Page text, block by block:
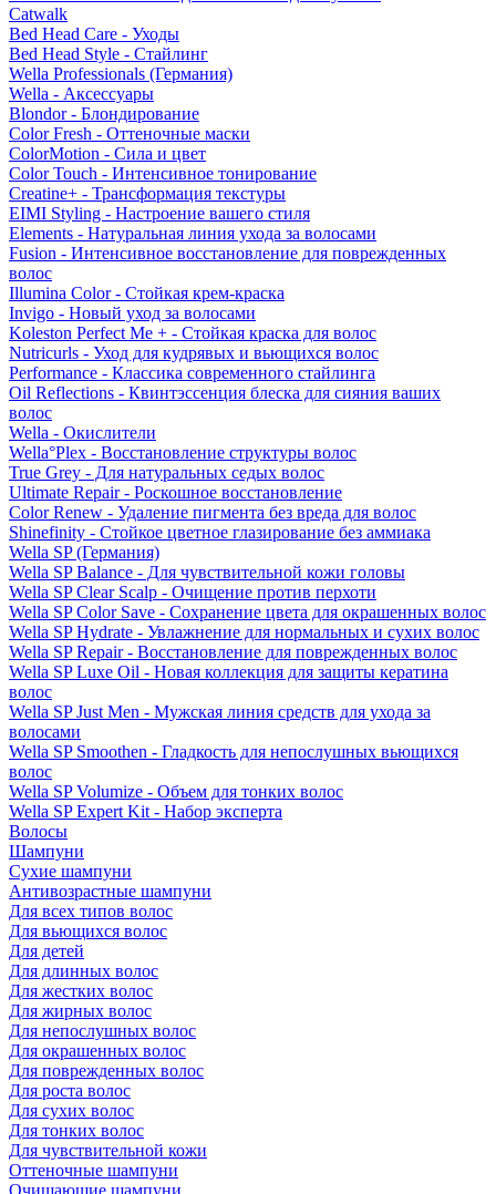
Catwalk
Bed Head Care - Уходы
Bed Head Style - Стайлинг
Wella Professionals (Германия)
Wella - Аксессуары
Blondor - Блондирование
Color Fresh - Оттеночные маски
ColorMotion - Сила и цвет
Color Touch - Интенсивное тонирование
Creatine+ - Трансформация текстуры
EIMI Styling - Настроение вашего стиля
Elements - Натуральная линия ухода за волосами
Fusion - Интенсивное восстановление для поврежденных
волос
Illumina Color - Стойкая крем-краска
Invigo - Новый уход за волосами
Koleston Perfect Me + - Стойкая краска для волос
Nutricurls - Уход для кудрявых и вьющихся волос
Performance - Классика современного стайлинга
Oil Reflections - Квинтэссенция блеска для сияния ваших
волос
Wella - Окислители
Wella°Plex - Восстановление структуры волос
True Grey - Для натуральных седых волос
Ultimate Repair - Роскошное восстановление
Color Renew - Удаление пигмента без вреда для волос
Shinefinity - Стойкое цветное глазирование без аммиака
Wella SP (Германия)
Wella SP Balance - Для чувствительной кожи головы
Wella SP Clear Scalp - Очищение против перхоти
Wella SP Color Save - Сохранение цвета для окрашенных волос
Wella SP Hydrate - Увлажнение для нормальных и сухих волос
Wella SP Repair - Восстановление для поврежденных волос
Wella SP Luxe Oil - Новая коллекция для защиты кератина
волос
Wella SP Just Men - Мужская линия средств для ухода за
волосами
Wella SP Smoothen - Гладкость для непослушных вьющихся
волос
Wella SP Volumize - Объем для тонких волос
Wella SP Expert Kit - Набор эксперта
Волосы
Шампуни
Сухие шампуни
Антивозрастные шампуни
Для всех типов волос
Для вьющихся волос
Для детей
Для длинных волос
Для жестких волос
Для жирных волос
Для непослушных волос
Для окрашенных волос
Для поврежденных волос
Для роста волос
Для сухих волос
Для тонких волос
Для чувствительной кожи
Оттеночные шампуни
Очищающие шампуни